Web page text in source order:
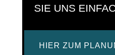
SIE UNS
HIER ZUM